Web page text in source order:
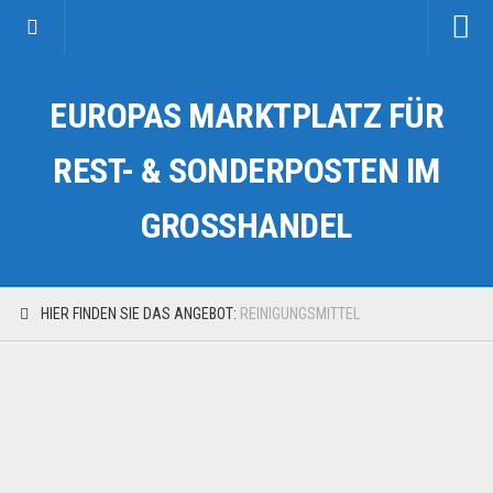
Kategorien
Auto & Motorrad
Fahrzeuge & Transport
EUROPAS MARKTPLATZ FÜR
REST- & SONDERPOSTEN IM
GROSSHANDEL
HIER FINDEN SIE DAS ANGEBOT: REINIGUNGSMITTEL